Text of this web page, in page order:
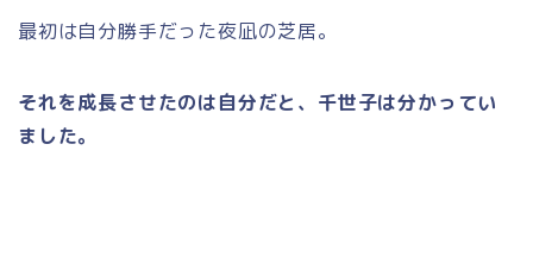
最初は自分勝手だった夜凪の芝居。
それを成長させたのは自分だと、千世子は分かってい
ました。